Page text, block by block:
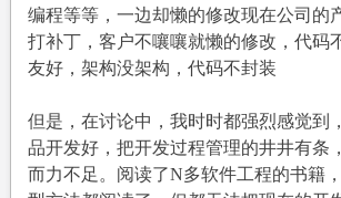
编程等等，一边却懒的修改现在公司的
打补丁，客户不嚷嚷就懒的修改，代码
友好，架构没架构，代码不封装
但是，在讨论中，我时时都强烈感觉到
品开发好，把开发过程管理的井井有条
而力不足。阅读了N多软件工程的书籍